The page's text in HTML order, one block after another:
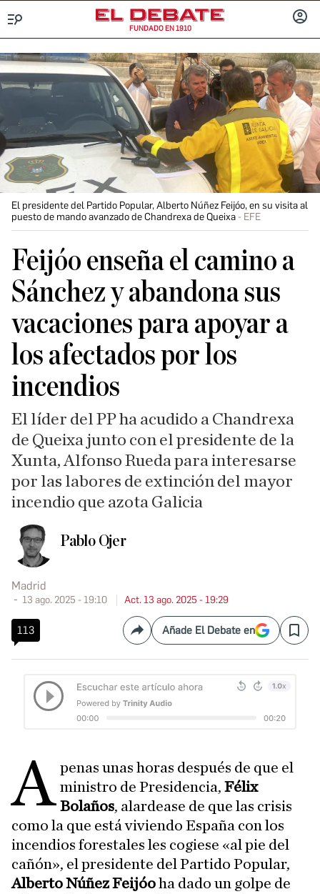
FUNDADO EN 1910
El presidente del Partido Popular, Alberto Núñez Feijóo, en su visita al
puesto de mando avanzado de Chandrexa de Queixa
EFE
Feijóo enseña el camino a
Sánchez y abandona sus
vacaciones para apoyar a
los afectados por los
incendios
El líder del PP ha acudido a Chandrexa
de Queixa junto con el presidente de la
Xunta, Alfonso Rueda para interesarse
por las labores de extinción del mayor
incendio que azota Galicia
Pablo Ojer
Madrid
13 ago. 2025 - 19:10 Act. 13 ago. 2025 - 19:29
113 CompartirAñade El Debate en Save
A penas unas horas después de que el
ministro de Presidencia,Félix
Bolaños, alardease de que las crisis
como la que está viviendo España con los
incendios forestales les cogiese «al pie del
cañón», el presidente del Partido Popular,
Alberto Núñez Feijóoha dado un golpe de